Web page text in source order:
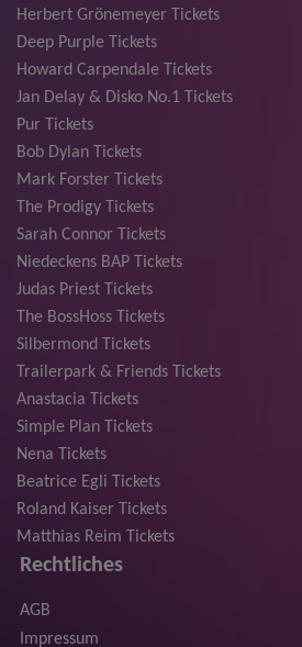
Herbert Grönemeyer Tickets
Deep Purple Tickets
Howard Carpendale Tickets
Jan Delay & Disko No.1 Tickets
Pur Tickets
Bob Dylan Tickets
Mark Forster Tickets
The Prodigy Tickets
Sarah Connor Tickets
Niedeckens BAP Tickets
Judas Priest Tickets
The BossHoss Tickets
Silbermond Tickets
Trailerpark & Friends Tickets
Anastacia Tickets
Simple Plan Tickets
Nena Tickets
Beatrice Egli Tickets
Roland Kaiser Tickets
Matthias Reim Tickets
Rechtliches
AGB
Impressum